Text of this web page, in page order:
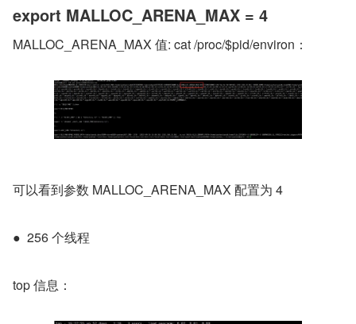
export MALLOC_ARENA_MAX = 4
MALLOC_ARENA_MAX 值: cat /proc/$pid/environ：
可以看到参数 MALLOC_ARENA_MAX 配置为 4
●  256 个线程
top 信息：